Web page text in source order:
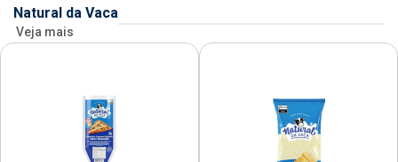
Natural da Vaca
Veja mais